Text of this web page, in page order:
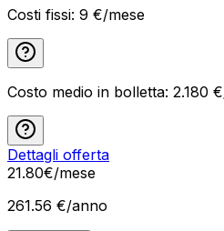
Costi fissi: 9 €/mese
Costo medio in bolletta: 2.180
Dettagli offerta
21.80€/mese
261.56 €/anno